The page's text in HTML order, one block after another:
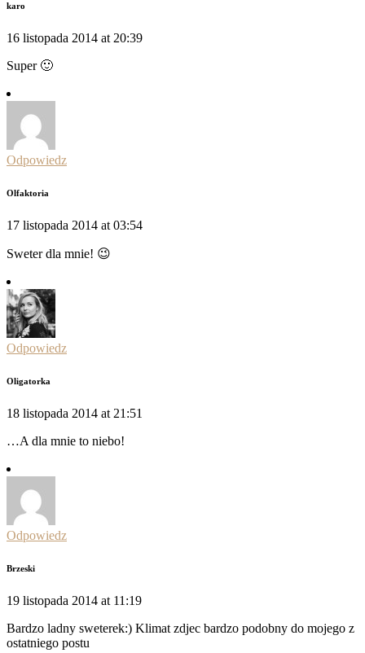
karo
16 listopada 2014 at 20:39
Super 🙂
Odpowiedz
Olfaktoria
17 listopada 2014 at 03:54
Sweter dla mnie! 😉
Odpowiedz
Oligatorka
18 listopada 2014 at 21:51
…A dla mnie to niebo!
Odpowiedz
Brzeski
19 listopada 2014 at 11:19
Bardzo ladny sweterek:) Klimat zdjec bardzo podobny do mojego z
ostatniego postu